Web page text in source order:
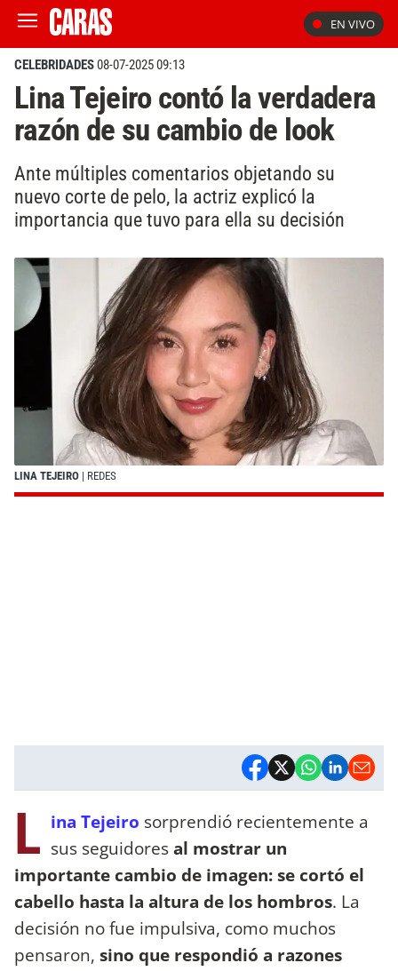
EN VIVO
CELEBRIDADES08-07-2025 09:13
Lina Tejeiro contó la verdadera
razón de su cambio de look
Ante múltiples comentarios objetando su
nuevo corte de pelo, la actriz explicó la
importancia que tuvo para ella su decisión
LINA TEJEIRO | REDES
L ina Tejeiro sorprendió recientemente a
sus seguidoresal mostrar un
importante cambio de imagen: se cortó el
cabello hasta la altura de los hombros. La
decisión no fue impulsiva, como muchos
pensaron, sino que respondió a razones